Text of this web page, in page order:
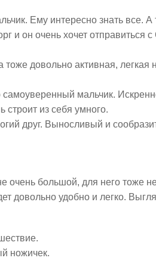
Ему интересно знать все. А
и он очень хочет отправиться
довольно активная, легкая
мальчик.
строит из себя умного.
друг. Выносливый и
очень большой, для него тоже
довольно удобно и легко.
ножичек.